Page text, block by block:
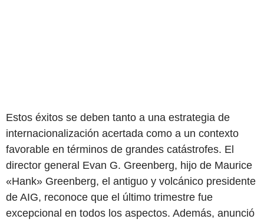
Estos éxitos se deben tanto a una estrategia de
internacionalización acertada como a un contexto
favorable en términos de grandes catástrofes. El
director general Evan G. Greenberg, hijo de Maurice
«Hank» Greenberg, el antiguo y volcánico presidente
de AIG, reconoce que el último trimestre fue
excepcional en todos los aspectos. Además, anunció